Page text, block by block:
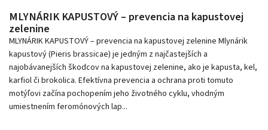
MLYNÁRIK KAPUSTOVÝ – prevencia na kapustovej
zelenine
MLYNÁRIK KAPUSTOVÝ – prevencia na kapustovej zelenine Mlynárik
kapustový (Pieris brassicae) je jedným z najčastejších a
najobávanejších škodcov na kapustovej zelenine, ako je kapusta, kel,
karfiol či brokolica. Efektívna prevencia a ochrana proti tomuto
motýľovi začína pochopením jeho životného cyklu, vhodným
umiestnením feromónových lap...